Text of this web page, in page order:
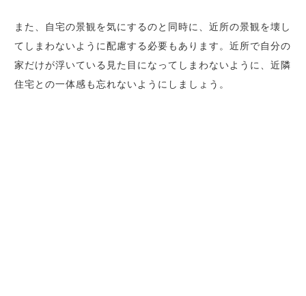
また、自宅の景観を気にするのと同時に、近所の景観を壊し
てしまわないように配慮する必要もあります。近所で自分の
家だけが浮いている見た目になってしまわないように、近隣
住宅との一体感も忘れないようにしましょう。